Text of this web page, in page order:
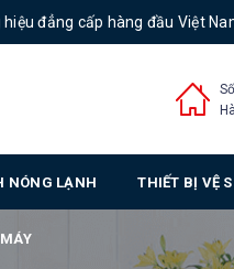
đẳng cấp hàng đầu Việt
NÓNG LẠNH THIẾT BỊ VỆ